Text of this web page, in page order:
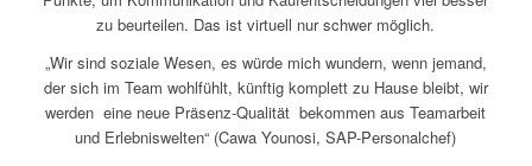
zu beurteilen. Das ist virtuell nur schwer möglich.
„Wir sind soziale Wesen, es würde mich wundern, wenn jemand,
der sich im Team wohlfühlt, künftig komplett zu Hause bleibt, wir
werden eine neue Präsenz-Qualität bekommen aus Teamarbeit
und Erlebniswelten“ (Cawa Younosi, SAP-Personalchef)